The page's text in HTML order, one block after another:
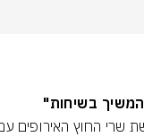
בשיחות"